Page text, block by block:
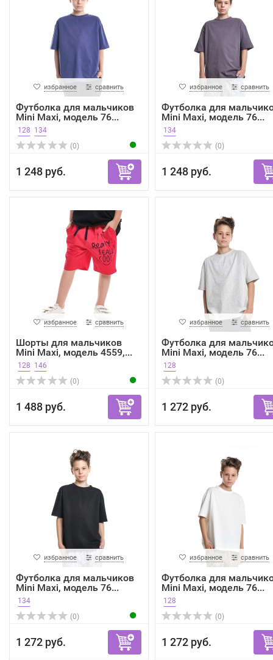
избранное сравнить
Футболка для мальчиков
Mini Maxi, модель 76...
128 134
(0)
1 248 руб.
избранное сравнить
Футболка для
Mini Maxi, модель 76...
134
(0)
1 248 руб.
избранное сравнить
Шорты для мальчиков
Mini Maxi, модель 4559,...
128 146
(0)
1 488 руб.
избранное сравнить
Футболка для
Mini Maxi, модель 76...
128
(0)
1 272 руб.
избранное сравнить
Футболка для мальчиков
Mini Maxi, модель 76...
134
(0)
1 272 руб.
избранное сравнить
Футболка для
Mini Maxi, модель 76...
128
(0)
1 272 руб.